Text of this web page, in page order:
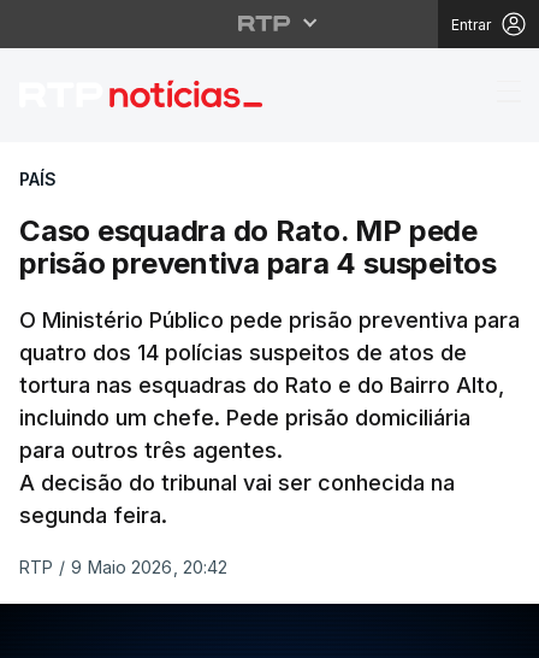
Entrar
Caso esquadra do
PAÍS
Caso esquadra do Rato. MP pede
prisão preventiva para 4 suspeitos
O Ministério Público pede prisão preventiva para
quatro dos 14 polícias suspeitos de atos de
tortura nas esquadras do Rato e do Bairro Alto,
incluindo um chefe. Pede prisão domiciliária
para outros três agentes.
A decisão do tribunal vai ser conhecida na
segunda feira.
RTP / 9 Maio 2026, 20:42